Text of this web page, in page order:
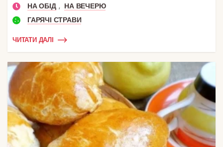
НА ОБІД ,
НА ВЕЧЕРЮ
ГАРЯЧІ СТРАВИ
ЧИТАТИ ДАЛІ